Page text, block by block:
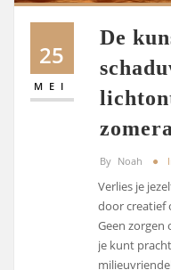
25
MEI
De
By Noah
Verlies je
door creatief
Geen zorgen
je kunt